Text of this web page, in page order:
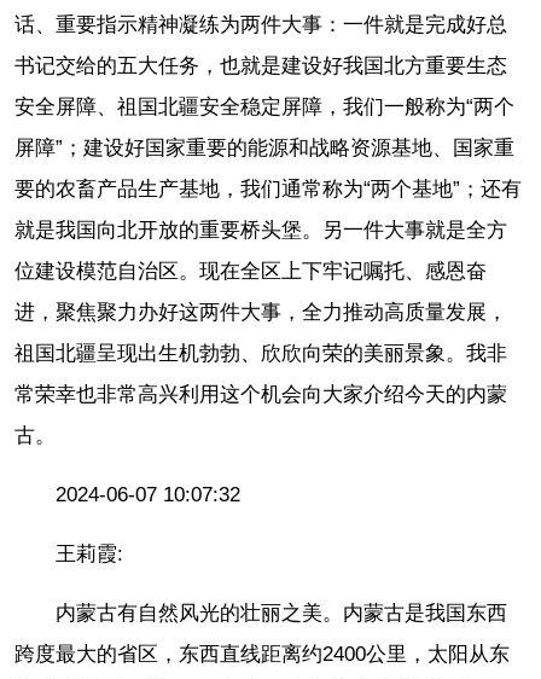
话、重要指示精神凝练为两件大事：一件就是完成好总
书记交给的五大任务，也就是建设好我国北方重要生态
安全屏障、祖国北疆安全稳定屏障，我们一般称为“两个
屏障”；建设好国家重要的能源和战略资源基地、国家重
要的农畜产品生产基地，我们通常称为“两个基地”；还有
就是我国向北开放的重要桥头堡。另一件大事就是全方
位建设模范自治区。现在全区上下牢记嘱托、感恩奋
进，聚焦聚力办好这两件大事，全力推动高质量发展，
祖国北疆呈现出生机勃勃、欣欣向荣的美丽景象。我非
常荣幸也非常高兴利用这个机会向大家介绍今天的内蒙
古。
2024-06-07 10:07:32
王莉霞:
内蒙古有自然风光的壮丽之美。内蒙古是我国东西
跨度最大的省区，东西直线距离约2400公里，太阳从东